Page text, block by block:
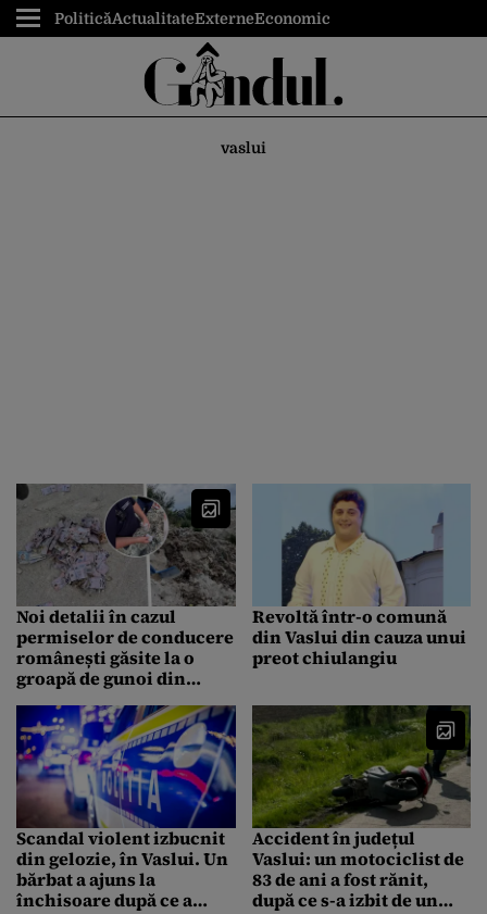
PoliticăActualitateExterneEconomic
vaslui
Noi detalii în cazul
permiselor de conducere
românești găsite la o
groapă de gunoi din
Urmau să fie
transformate în hârtie
igienică
Revoltă într-o comună
din Vaslui din cauza unui
preot chiulangiu
Scandal violent izbucnit
din gelozie, în Vaslui. Un
bărbat a ajuns la
închisoare după ce a
Accident în județul
Vaslui: un motociclist de
83 de ani a fost rănit,
după ce s-a izbit de un